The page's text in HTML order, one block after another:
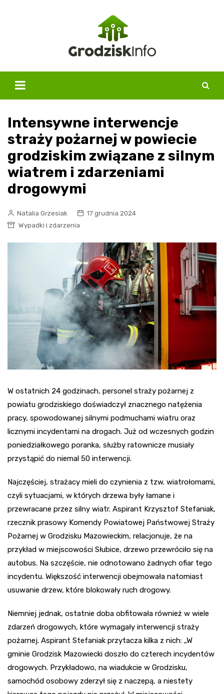
Intensywne interwencje
straży pożarnej w powiecie
grodziskim związane z silnym
wiatrem i zdarzeniami
drogowymi
Natalia Grzesiak
17 grudnia 2024
Wypadki i zdarzenia
W ostatnich 24 godzinach, personel straży pożarnej z
powiatu grodziskiego doświadczył znacznego natężenia
pracy, spowodowanej silnymi podmuchami wiatru oraz
licznymi incydentami na drogach. Już od wczesnych godzin
poniedziałkowego poranka, służby ratownicze musiały
przystąpić do niemal 50 interwencji.
Najczęściej, strażacy mieli do czynienia z tzw. wiatrołomami,
czyli sytuacjami, w których drzewa były łamane i
przewracane przez silny wiatr. Aspirant Krzysztof Stefaniak,
rzecznik prasowy Komendy Powiatowej Państwowej Straży
Pożarnej w Grodzisku Mazowieckim, relacjonuje, że na
przykład w miejscowości Słubice, drzewo przewróciło się na
autobus. Na szczęście, nie odnotowano żadnych ofiar tego
incydentu. Większość interwencji obejmowała natomiast
usuwanie drzew, które blokowały ruch drogowy.
Niemniej jednak, ostatnie doba obfitowała również w wiele
zdarzeń drogowych, które wymagały interwencji straży
pożarnej. Aspirant Stefaniak przytacza kilka z nich: „W
gminie Grodzisk Mazowiecki doszło do czterech incydentów
drogowych. Przykładowo, na wiadukcie w Grodzisku,
samochód osobowy zderzył się z naczepą, a niestety